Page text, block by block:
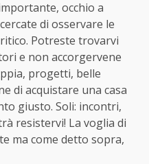
occhio a
di osservare le
Potreste trovarvi
e non accorgervene
progetti, belle
di acquistare una casa
giusto. Soli: incontri,
resistervi! La voglia di
ma come detto sopra,